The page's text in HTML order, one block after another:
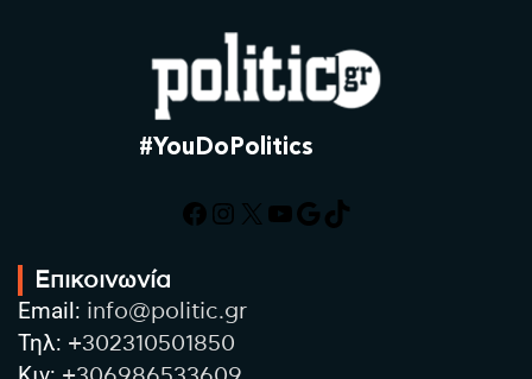
#YouDoPolitics
Facebook
Instagram
X YouTube
Google
TikTok
Επικοινωνία
Email: info@politic.gr
Τηλ: +302310501850